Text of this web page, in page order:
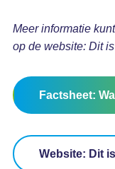
Meer informatie
op de website: Dit
Factsheet:
Website: Dit